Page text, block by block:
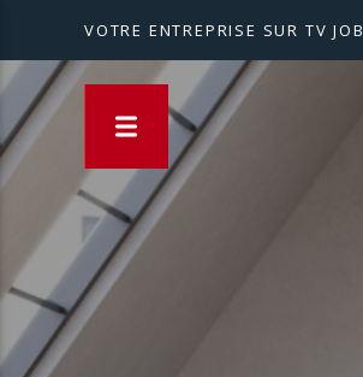
VOTRE ENTREPRISE SUR TV JOB